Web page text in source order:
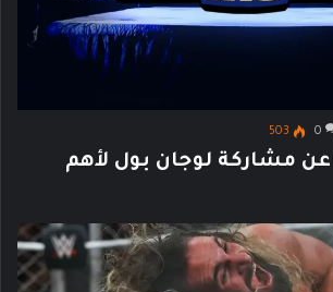
0
503
عن مشاركة لوجان بول لأهم